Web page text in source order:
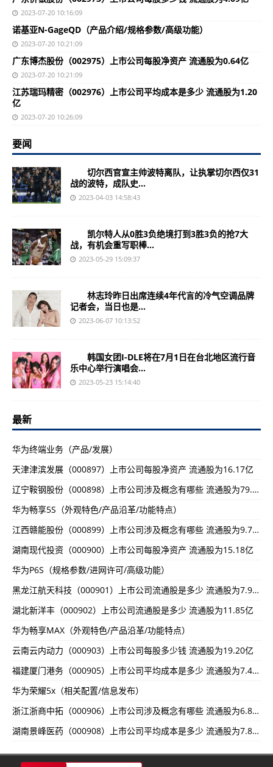
2023-07-20 10:16:09
诺基亚N-GageQD（产品介绍/规格参数/高级功能）
2023-07-20 10:21:09
广东博杰股份（002975）上市公司每股净资产 流通股为0.64亿
2023-07-20 10:21:09
江苏瑞玛精密（002976）上市公司平均成本是多少 流通股为1.20
亿
2023-07-20 10:26:09
要闻
切尔西官宣主帅波特离队，让执掌切尔西仅31
战的波特，成队史...
2023-04-03 14:58:43
凯尔特人从0胜3负绝境打到3胜3负的抢7大
战，有机会重写职棒...
2023-05-29 15:09:37
林志玲昨日出席连续4年代言的冷气空调品牌
记者会，当日也是...
2023-06-07 10:13:52
韩国女团I-DLE将在7月1日在台北地区流行音
乐中心举行演唱会...
2023-05-23 15:14:40
最新
华为终端业务（产品/发展）
天津津滨发展（000897）上市公司每股净资产 流通股为16.17亿
辽宁鞍钢股份（000898）上市公司涉及概念有哪些 流通股为79.41亿
华为畅享5S（外观特色/产品沿革/功能特点）
江西赣能股份（000899）上市公司涉及概念有哪些 流通股为9.76亿
湖南现代投资（000900）上市公司每股净资产 流通股为15.18亿
华为P6S（规格参数/进网许可/高级功能）
黑龙江航天科技（000901）上市公司流通股是多少 流通股为7.98亿
湖北新洋丰（000902）上市公司流通股是多少 流通股为11.85亿
华为畅享MAX（外观特色/产品沿革/功能特点）
云南云内动力（000903）上市公司每股多少钱 流通股为19.20亿
福建厦门港务（000905）上市公司平均成本是多少 流通股为7.42亿
华为荣耀5x（相关配置/信息发布）
浙江浙商中拓（000906）上市公司涉及概念有哪些 流通股为6.83亿
湖南景峰医药（000908）上市公司平均成本是多少 流通股为7.82亿